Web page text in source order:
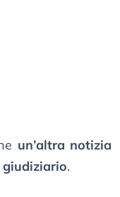
un’altra notizia
.